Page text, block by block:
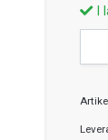
I